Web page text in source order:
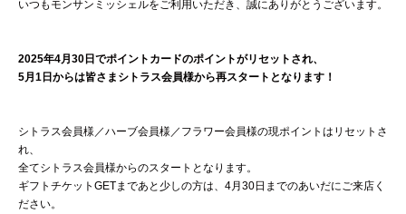
いつもモンサンミッシェルをご利用いただき、誠にありがとうございます。
2025年4月30日でポイントカードのポイントがリセットされ、
5月1日からは皆さまシトラス会員様から再スタートとなります！
シトラス会員様／ハーブ会員様／フラワー会員様の現ポイントはリセットさ
れ、
全てシトラス会員様からのスタートとなります。
ギフトチケットGETまであと少しの方は、4月30日までのあいだにご来店く
ださい。